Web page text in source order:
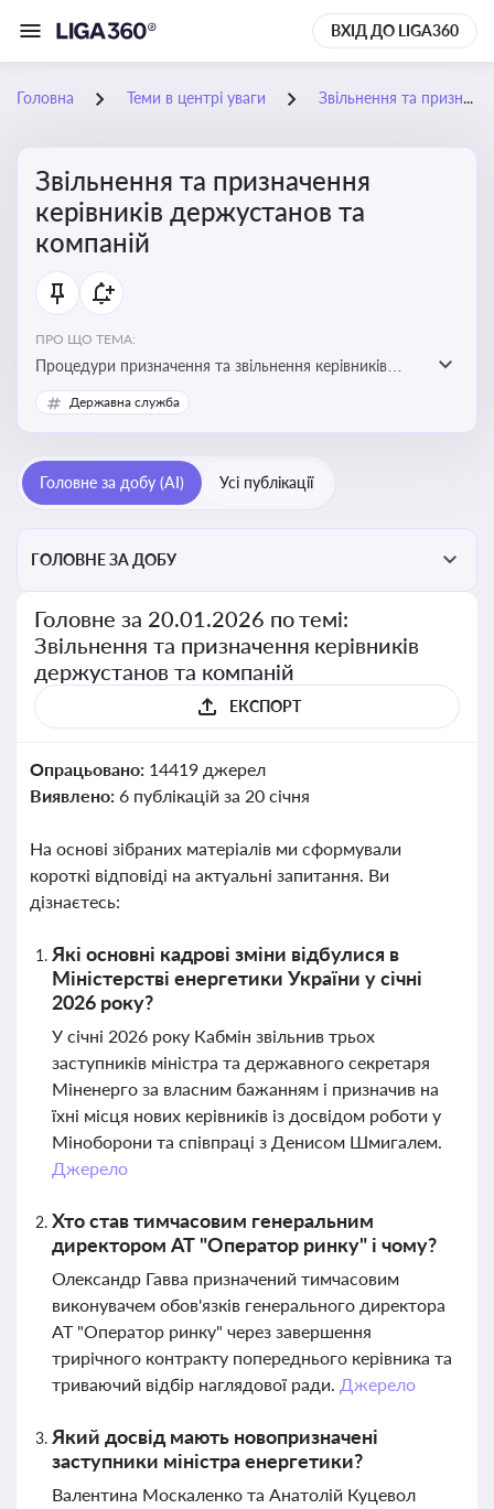
ВХІД ДО LIGA360
Головна Теми в центрі уваги Звільнення та призначення керівників держустанов та компаній
Звільнення та призначення
керівників держустанов та
компаній
ПРО ЩО ТЕМА:
Процедури призначення та звільнення керівників
установ та підприємств
Державна служба
Головне за добу (AI) Усі публікації
ГОЛОВНЕ ЗА ДОБУ
Головне за 20.01.2026 по темі:
Звільнення та призначення керівників
держустанов та компаній
ЕКСПОРТ
Опрацьовано: 14419 джерел
Виявлено: 6 публікацій за 20 січня
На основі зібраних матеріалів ми сформували
короткі відповіді на актуальні запитання. Ви
дізнаєтесь:
Які основні кадрові зміни відбулися в
Міністерстві енергетики України у січні
2026 року?
У січні 2026 року Кабмін звільнив трьох
заступників міністра та державного секретаря
Міненерго за власним бажанням і призначив на
їхні місця нових керівників із досвідом роботи у
Міноборони та співпраці з Денисом Шмигалем.
Джерело
Хто став тимчасовим генеральним
директором АТ "Оператор ринку" і чому?
Олександр Гавва призначений тимчасовим
виконувачем обов'язків генерального директора
АТ "Оператор ринку" через завершення
трирічного контракту попереднього керівника та
триваючий відбір наглядової ради. Джерело
Який досвід мають новопризначені
заступники міністра енергетики?
Валентина Москаленко та Анатолій Куцевол